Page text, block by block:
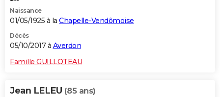
Naissance
01/05/1925 à la Chapelle-Vendômoise
Décès
05/10/2017 à Averdon
Famille GUILLOTEAU
Jean LELEU (85 ans)